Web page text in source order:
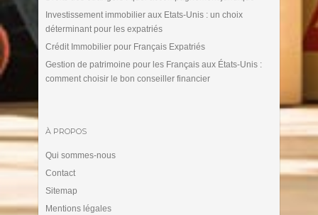
Investissement immobilier aux Etats-Unis : un choix
déterminant pour les expatriés
Crédit Immobilier pour Français Expatriés
Gestion de patrimoine pour les Français aux États-Unis :
comment choisir le bon conseiller financier
À PROPOS
Qui sommes-nous
Contact
Sitemap
Mentions légales